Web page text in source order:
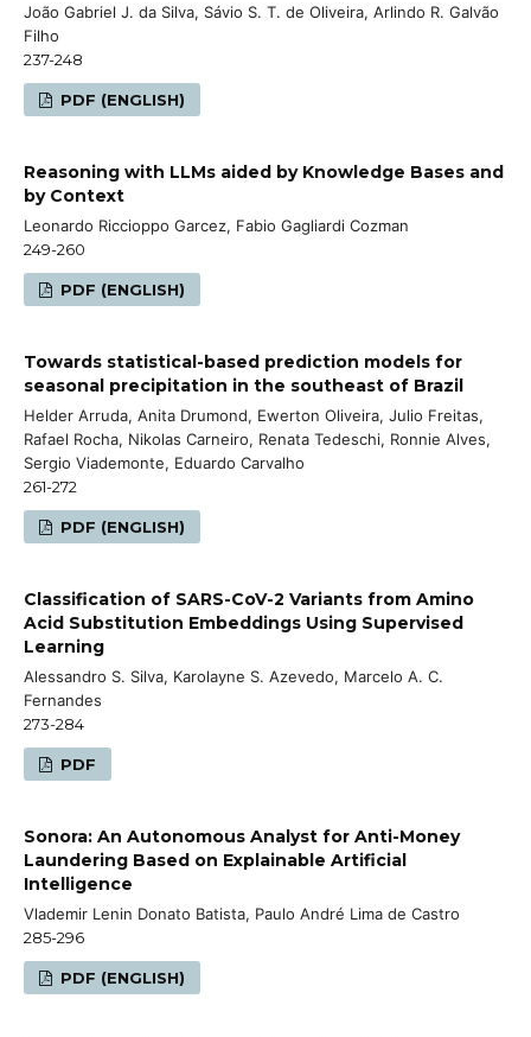
João Gabriel J. da Silva, Sávio S. T. de Oliveira, Arlindo R. Galvão
Filho
237-248
PDF (ENGLISH)
Reasoning with LLMs aided by Knowledge Bases and
by Context
Leonardo Riccioppo Garcez, Fabio Gagliardi Cozman
249-260
PDF (ENGLISH)
Towards statistical-based prediction models for
seasonal precipitation in the southeast of Brazil
Helder Arruda, Anita Drumond, Ewerton Oliveira, Julio Freitas,
Rafael Rocha, Nikolas Carneiro, Renata Tedeschi, Ronnie Alves,
Sergio Viademonte, Eduardo Carvalho
261-272
PDF (ENGLISH)
Classification of SARS-CoV-2 Variants from Amino
Acid Substitution Embeddings Using Supervised
Learning
Alessandro S. Silva, Karolayne S. Azevedo, Marcelo A. C.
Fernandes
273-284
PDF
Sonora: An Autonomous Analyst for Anti-Money
Laundering Based on Explainable Artificial
Intelligence
Vlademir Lenin Donato Batista, Paulo André Lima de Castro
285-296
PDF (ENGLISH)